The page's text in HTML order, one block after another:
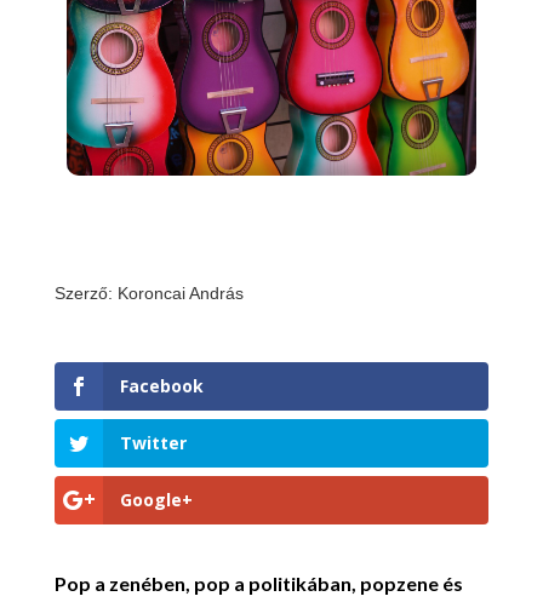
Szerző: Koroncai András
Facebook
Twitter
Google+
Pop a zenében, pop a politikában, popzene és